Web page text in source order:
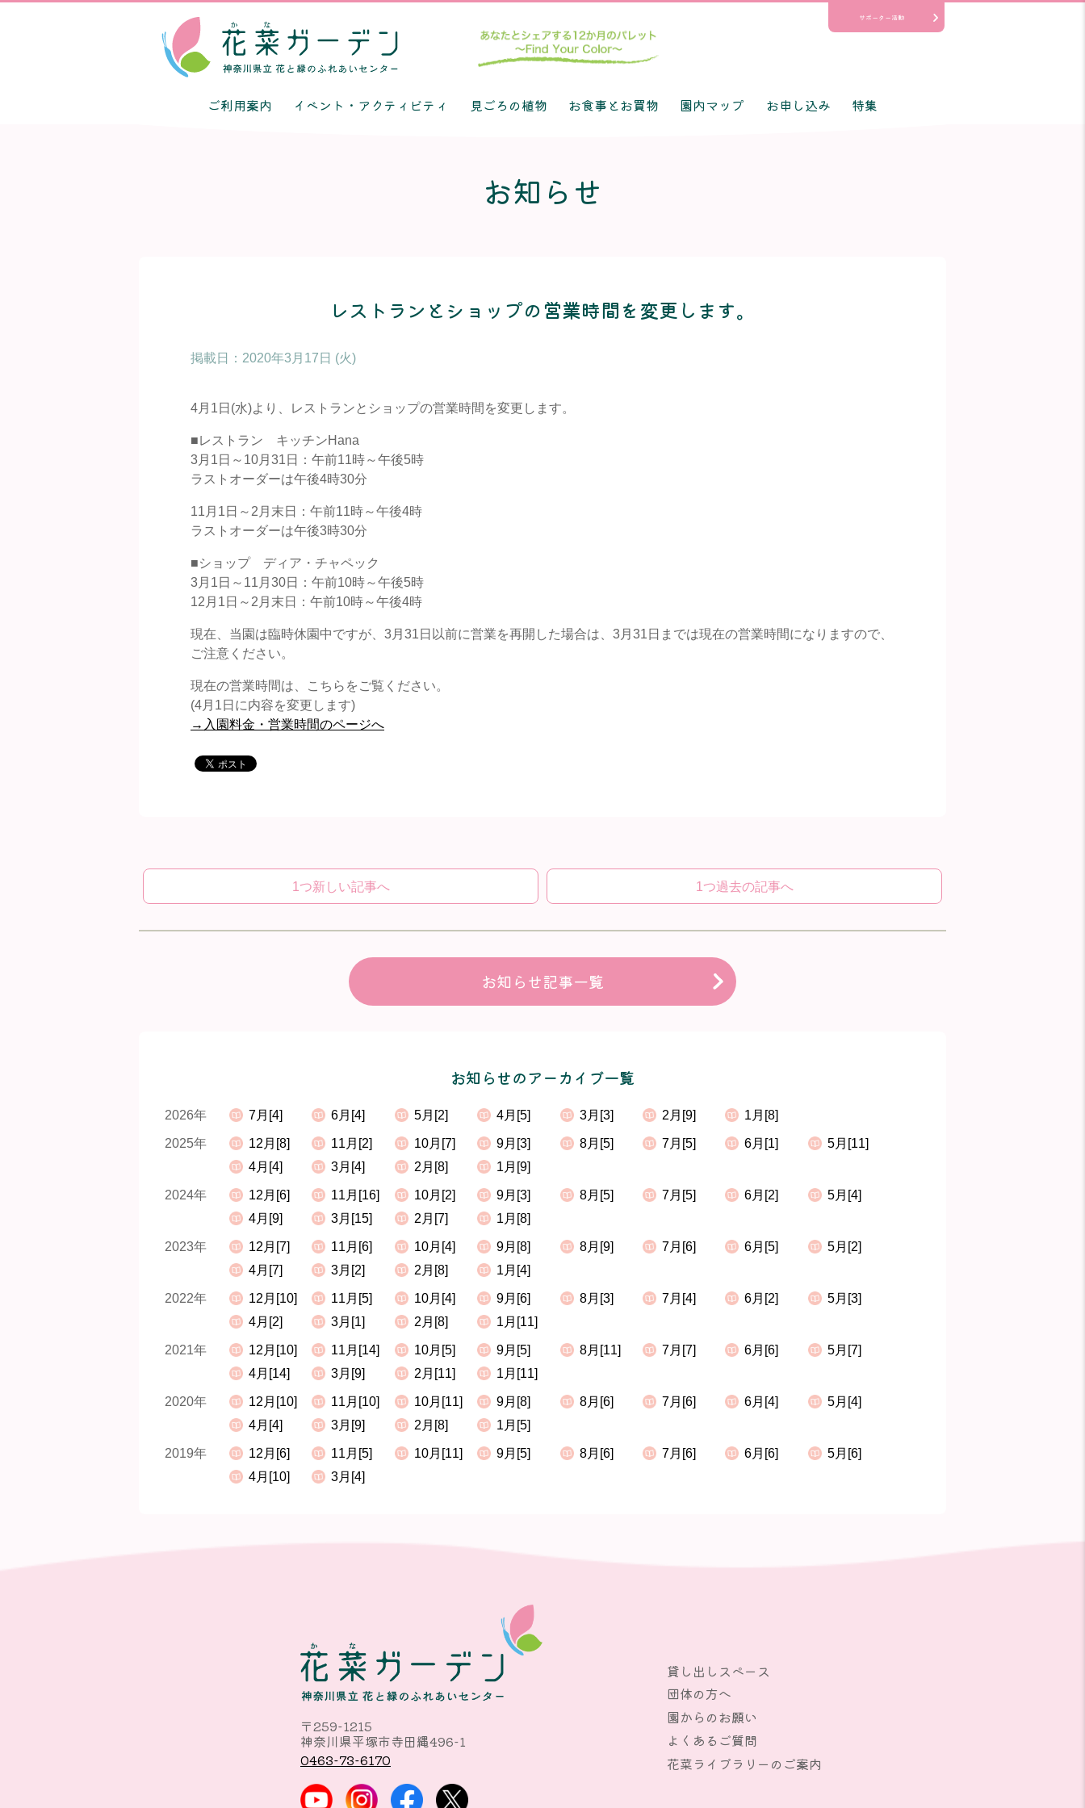
サポーター活動
ご利用案内 イベント・アクティビティ 見ごろの植物 お食事とお買物 園内マップ お申し込み 特集
お知らせ
レストランとショップの営業時間を変更します。
掲載日： 2020年3月17日 (火)
4月1日(水)より、レストランとショップの営業時間を変更します。
■レストラン キッチンHana
3月1日～10月31日：午前11時～午後5時
ラストオーダーは午後4時30分
11月1日～2月末日：午前11時～午後4時
ラストオーダーは午後3時30分
■ショップ ディア・チャペック
3月1日～11月30日：午前10時～午後5時
12月1日～2月末日：午前10時～午後4時
現在、当園は臨時休園中ですが、3月31日以前に営業を再開した場合は、3月31日までは現在の営業時間になりますので、
ご注意ください。
現在の営業時間は、こちらをご覧ください。
(4月1日に内容を変更します)
→入園料金・営業時間のページへ
1つ新しい記事へ 1つ過去の記事へ
お知らせ記事一覧
お知らせのアーカイブ一覧
2026年 7月[4] 6月[4] 5月[2] 4月[5] 3月[3] 2月[9] 1月[8]
2025年 12月[8] 11月[2] 10月[7] 9月[3] 8月[5] 7月[5] 6月[1]
5月[11]
4月[4]
3月[4] 2月[8] 1月[9]
2024年 12月[6] 11月[16] 10月[2] 9月[3] 8月[5] 7月[5] 6月[2]
5月[4]
4月[9]
3月[15] 2月[7] 1月[8]
2023年 12月[7] 11月[6] 10月[4] 9月[8] 8月[9] 7月[6] 6月[5]
5月[2]
4月[7]
3月[2] 2月[8] 1月[4]
2022年 12月[10] 11月[5] 10月[4] 9月[6] 8月[3] 7月[4] 6月[2]
5月[3]
4月[2]
3月[1] 2月[8] 1月[11]
2021年 12月[10] 11月[14] 10月[5] 9月[5] 8月[11] 7月[7] 6月[6]
5月[7]
4月[14]
3月[9] 2月[11] 1月[11]
2020年 12月[10] 11月[10] 10月[11] 9月[8] 8月[6] 7月[6] 6月[4]
5月[4]
4月[4]
3月[9] 2月[8] 1月[5]
2019年 12月[6] 11月[5] 10月[11] 9月[5] 8月[6] 7月[6] 6月[6]
5月[6]
4月[10]
3月[4]
〒259-1215
神奈川県平塚市寺田縄496-1
0463-73-6170
貸し出しスペース
団体の方へ
園からのお願い
よくあるご質問
花菜ライブラリーのご案内